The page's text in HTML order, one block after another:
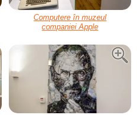
Computere în muzeul
companiei Apple